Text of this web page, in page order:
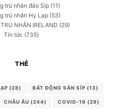
trú nhân đảo Síp (11)
trú nhân Hy Lạp(53)
NHÂN IRELAND (29)
Tin tức (735)
THẺ
(28) BẤT ĐỘNG SẢN SÍP (13)
CHÂU ÂU (244) COVID-19 (29)